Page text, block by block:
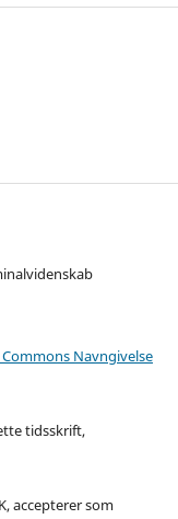
Navngivelse
tidsskrift,
accepterer som